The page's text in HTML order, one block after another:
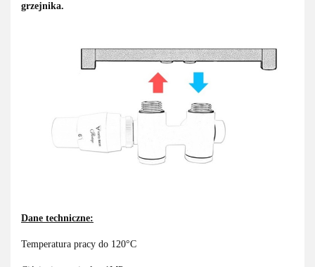
grzejnika.
Dane techniczne:
Temperatura pracy do 120°C